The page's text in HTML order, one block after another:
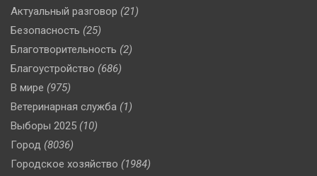
Актуальный разговор (21)
Безопасность (25)
Благотворительность (2)
Благоустройство (686)
В мире (975)
Ветеринарная служба (1)
Выборы 2025 (10)
Город (8036)
Городское хозяйство (1984)